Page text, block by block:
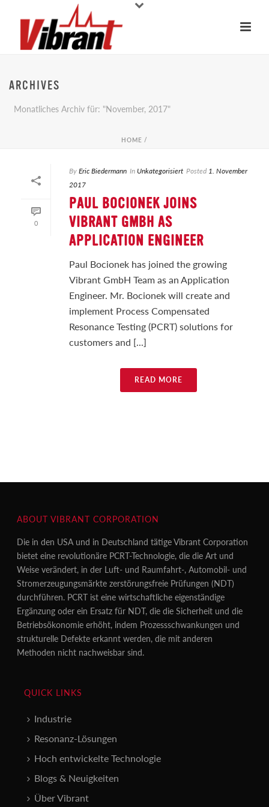
ARCHIVES
Monatliches Archiv für: "November, 2017"
HOME /
0
ByEric Biedermann In Unkategorisiert Posted 1. November
2017
PAUL BOCIONEK JOINS
VIBRANT GMBH AS
APPLICATION ENGINEER
Paul Bocionek has joined the growing
Vibrant GmbH Team as an Application
Engineer. Mr. Bocionek will create and
implement Process Compensated
Resonance Testing (PCRT) solutions for
customers and [...]
READ MORE
ABOUT VIBRANT CORPORATION
Die in den USA und in Deutschland tätige Vibrant Corporation
bietet eine revolutionäre PCRT-Technologie, die die Art und
Weise verändert, in der Luft- und Raumfahrt-, Automobil- und
Stromerzeugungsmärkte zerstörungsfreie Prüfungen (NDT)
durchführen. PCRT ist eine wirtschaftliche eigenständige
Ergänzung oder ein Ersatz für NDT, die die Sicherheit und die
Betriebsökonomie erhöht, indem Prozessschwankungen und
strukturelle Defekte erkannt werden, die mit anderen
Methoden nicht nachweisbar sind.
QUICK LINKS
Industrie
Resonanz-Lösungen
Hoch entwickelte Technologie
Blogs & Neuigkeiten
Über Vibrant